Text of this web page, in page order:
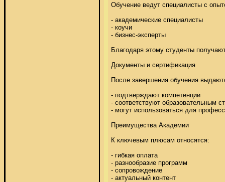
Обучение ведут специалисты с
- академические специалисты
- коучи
- бизнес-эксперты
Благодаря этому студенты
Документы и сертификация
После завершения обучения
- подтверждают компетенции
- соответствуют образовательным
- могут использоваться для
Преимущества Академии
К ключевым плюсам относятся:
- гибкая оплата
- разнообразие программ
- сопровождение
- актуальный контент